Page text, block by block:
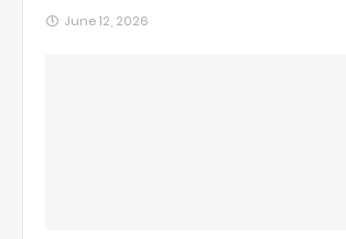
June 12, 2026